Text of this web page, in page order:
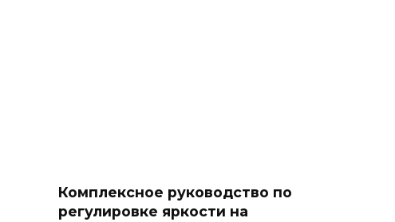
Комплексное руководство по
регулировке яркости на